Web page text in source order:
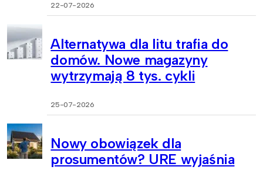
22-07-2026
Alternatywa dla litu trafia do
domów. Nowe magazyny
wytrzymają 8 tys. cykli
25-07-2026
Nowy obowiązek dla
prosumentów? URE wyjaśnia